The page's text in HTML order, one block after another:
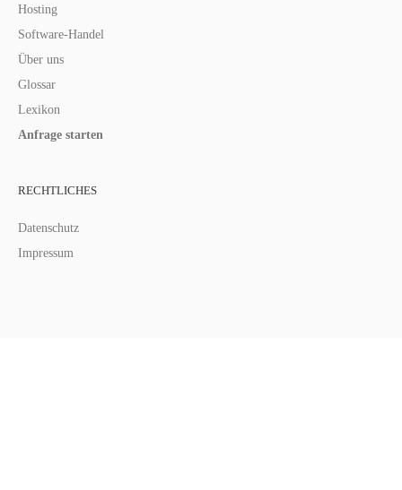
Hosting
Software-Handel
Über uns
Glossar
Lexikon
Anfrage starten
RECHTLICHES
Datenschutz
Impressum